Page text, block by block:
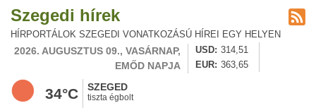
Szegedi hírek
HÍRPORTÁLOK SZEGEDI VONATKOZÁSÚ HÍREI EGY HELYEN
2026. AUGUSZTUS 09., VASÁRNAP,
EMŐD NAPJA
USD
314,51
EUR
363,65
34°C SZEGED
tiszta égbolt